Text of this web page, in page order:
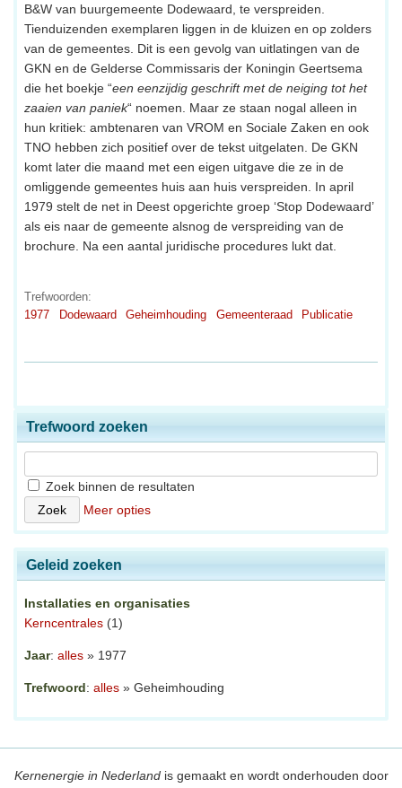
B&W van buurgemeente Dodewaard, te verspreiden.
Tienduizenden exemplaren liggen in de kluizen en op zolders
van de gemeentes. Dit is een gevolg van uitlatingen van de
GKN en de Gelderse Commissaris der Koningin Geertsema
die het boekje “een eenzijdig geschrift met de neiging tot het
zaaien van paniek“ noemen. Maar ze staan nogal alleen in
hun kritiek: ambtenaren van VROM en Sociale Zaken en ook
TNO hebben zich positief over de tekst uitgelaten. De GKN
komt later die maand met een eigen uitgave die ze in de
omliggende gemeentes huis aan huis verspreiden. In april
1979 stelt de net in Deest opgerichte groep ‘Stop Dodewaard’
als eis naar de gemeente alsnog de verspreiding van de
brochure. Na een aantal juridische procedures lukt dat.
Trefwoorden:
1977
Dodewaard Geheimhouding Gemeenteraad Publicatie
Trefwoord zoeken
Zoek binnen de resultaten
Meer opties
Geleid zoeken
Installaties en organisaties
Kerncentrales (1)
Jaar: alles » 1977
Trefwoord: alles » Geheimhouding
Kernenergie in Nederlandis gemaakt en wordt onderhouden door